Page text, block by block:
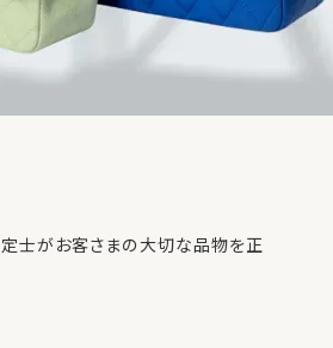
士がお客さまの大切な品物を正